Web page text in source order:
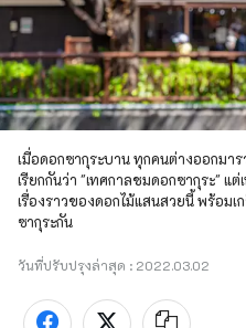
เมื่อดอกซากุระบาน ทุกคนต่างออกมา
เรียกกันว่า "เทศกาลชมดอกซากุระ" แ
เรื่องราวของดอกไม้แสนสวยนี้ พร้อมเ
ซากุระกัน
วันที่ปรับปรุงล่าสุด : 2022.03.02